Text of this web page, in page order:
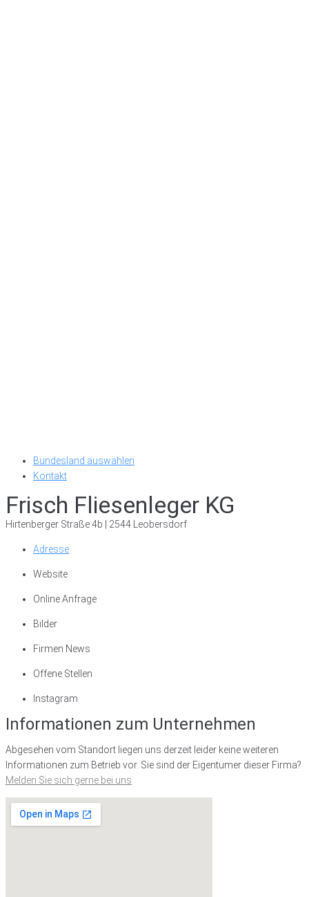
Bundesland auswählen
Kontakt
Frisch Fliesenleger KG
Hirtenberger Straße 4b | 2544 Leobersdorf
Adresse
Website
Online Anfrage
Bilder
Firmen News
Offene Stellen
Instagram
Informationen zum Unternehmen
Abgesehen vom Standort liegen uns derzeit leider keine weiteren
Informationen zum Betrieb vor. Sie sind der Eigentümer dieser Firma?
Melden Sie sich gerne bei uns